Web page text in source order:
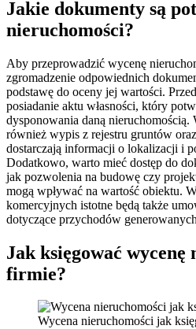
Jakie dokumenty są
nieruchomości?
Aby przeprowadzić wycenę
zgromadzenie odpowiednich
podstawę do oceny jej wartości.
posiadanie aktu własności, który
dysponowania daną nieruchomością.
również wypis z rejestru gruntów
dostarczają informacji o lokalizacji i
Dodatkowo, warto mieć dostęp do
jak pozwolenia na budowę czy
mogą wpływać na wartość obiektu.
komercyjnych istotne będą także
dotyczące przychodów
Jak księgować wycenę
firmie?
Wycena nieruchomości jak